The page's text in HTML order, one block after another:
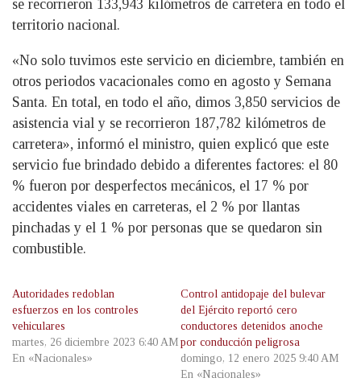
se recorrieron 133,943 kilómetros de carretera en todo el
territorio nacional.
«No solo tuvimos este servicio en diciembre, también en
otros periodos vacacionales como en agosto y Semana
Santa. En total, en todo el año, dimos 3,850 servicios de
asistencia vial y se recorrieron 187,782 kilómetros de
carretera», informó el ministro, quien explicó que este
servicio fue brindado debido a diferentes factores: el 80
% fueron por desperfectos mecánicos, el 17 % por
accidentes viales en carreteras, el 2 % por llantas
pinchadas y el 1 % por personas que se quedaron sin
combustible.
Autoridades redoblan
esfuerzos en los controles
vehiculares
martes, 26 diciembre 2023 6:40 AM
En «Nacionales»
Control antidopaje del bulevar
del Ejército reportó cero
conductores detenidos anoche
por conducción peligrosa
domingo, 12 enero 2025 9:40 AM
En «Nacionales»